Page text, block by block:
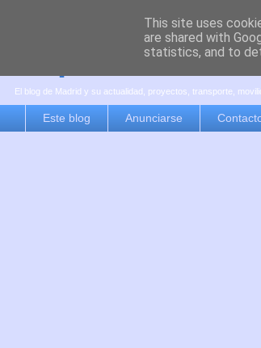
es por madrid
El blog de Madrid y su actualidad, proyectos, transporte,
Este blog Anunciarse
This site uses
are shared with
statistics, and to